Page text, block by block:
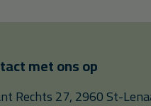
met ons op
Rechts 27, 2960 St-